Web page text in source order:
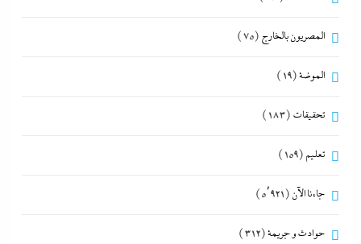
المصريون بالخارج (75)
الموضة(19)
تحقيقات (183)
تعليم (159)
جاءنا الآن (5٬921)
حوادث و جريمة(312)